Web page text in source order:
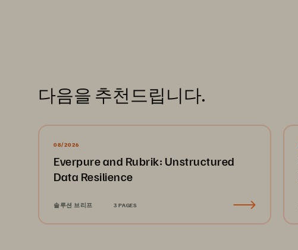
다음을 추천드립니다.
08/2026
Everpure and Rubrik: Unstructured
Data Resilience
솔루션 브리프 3 PAGES